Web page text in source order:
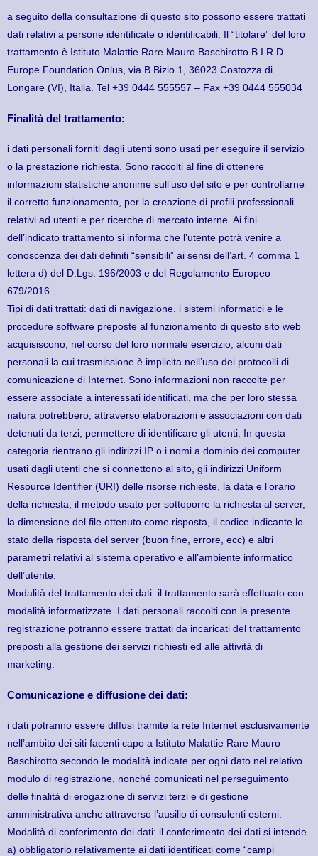
a seguito della consultazione di questo sito possono essere trattati
dati relativi a persone identificate o identificabili. Il “titolare” del loro
trattamento è Istituto Malattie Rare Mauro Baschirotto B.I.R.D.
Europe Foundation Onlus, via B.Bizio 1, 36023 Costozza di
Longare (VI), Italia. Tel +39 0444 555557 – Fax +39 0444 555034
Finalità del trattamento:
i dati personali forniti dagli utenti sono usati per eseguire il servizio
o la prestazione richiesta. Sono raccolti al fine di ottenere
informazioni statistiche anonime sull’uso del sito e per controllarne
il corretto funzionamento, per la creazione di profili professionali
relativi ad utenti e per ricerche di mercato interne. Ai fini
dell’indicato trattamento si informa che l’utente potrà venire a
conoscenza dei dati definiti “sensibili” ai sensi dell’art. 4 comma 1
lettera d) del D.Lgs. 196/2003 e del Regolamento Europeo
679/2016.
Tipi di dati trattati: dati di navigazione. i sistemi informatici e le
procedure software preposte al funzionamento di questo sito web
acquisiscono, nel corso del loro normale esercizio, alcuni dati
personali la cui trasmissione è implicita nell’uso dei protocolli di
comunicazione di Internet. Sono informazioni non raccolte per
essere associate a interessati identificati, ma che per loro stessa
natura potrebbero, attraverso elaborazioni e associazioni con dati
detenuti da terzi, permettere di identificare gli utenti. In questa
categoria rientrano gli indirizzi IP o i nomi a dominio dei computer
usati dagli utenti che si connettono al sito, gli indirizzi Uniform
Resource Identifier (URI) delle risorse richieste, la data e l’orario
della richiesta, il metodo usato per sottoporre la richiesta al server,
la dimensione del file ottenuto come risposta, il codice indicante lo
stato della risposta del server (buon fine, errore, ecc) e altri
parametri relativi al sistema operativo e all’ambiente informatico
dell’utente.
Modalità del trattamento dei dati: il trattamento sarà effettuato con
modalità informatizzate. I dati personali raccolti con la presente
registrazione potranno essere trattati da incaricati del trattamento
preposti alla gestione dei servizi richiesti ed alle attività di
marketing.
Comunicazione e diffusione dei dati:
i dati potranno essere diffusi tramite la rete Internet esclusivamente
nell’ambito dei siti facenti capo a Istituto Malattie Rare Mauro
Baschirotto secondo le modalità indicate per ogni dato nel relativo
modulo di registrazione, nonché comunicati nel perseguimento
delle finalità di erogazione di servizi terzi e di gestione
amministrativa anche attraverso l’ausilio di consulenti esterni.
Modalità di conferimento dei dati: il conferimento dei dati si intende
a) obbligatorio relativamente ai dati identificati come “campi